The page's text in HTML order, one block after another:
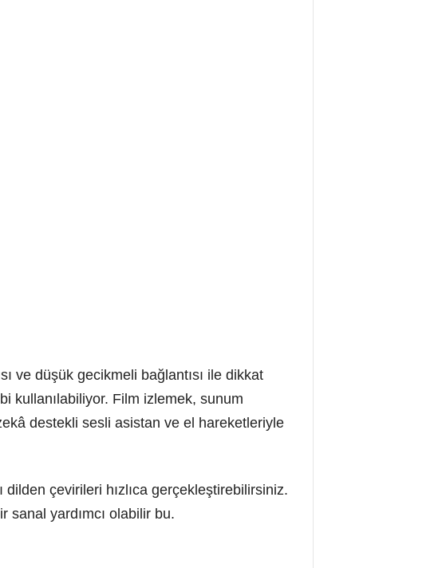
ve düşük gecikmeli bağlantısı ile dikkat
kullanılabiliyor. Film izlemek, sunum
destekli sesli asistan ve el hareketleriyle
dilden çevirileri hızlıca gerçekleştirebilirsiniz.
sanal yardımcı olabilir bu.